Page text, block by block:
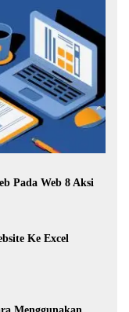
Pada Web 8 Aksi
Ke Excel